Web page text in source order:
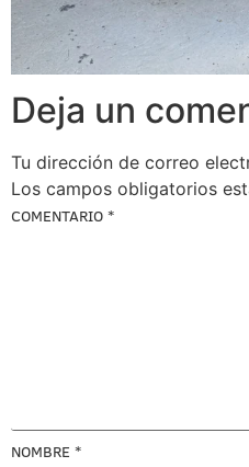
Deja un
Tu dirección de correo
Los campos obligatorios
COMENTARIO *
NOMBRE *